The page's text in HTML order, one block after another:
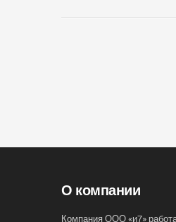
О компании
Компания ООО «и7»